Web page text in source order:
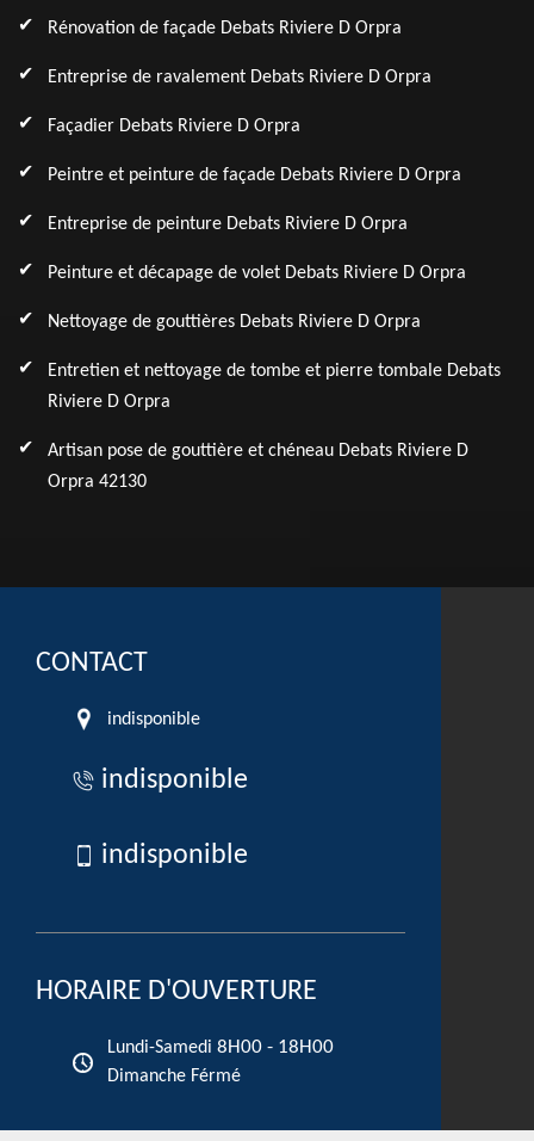
Rénovation de façade Debats Riviere D Orpra
Entreprise de ravalement Debats Riviere D Orpra
Façadier Debats Riviere D Orpra
Peintre et peinture de façade Debats Riviere D Orpra
Entreprise de peinture Debats Riviere D Orpra
Peinture et décapage de volet Debats Riviere D Orpra
Nettoyage de gouttières Debats Riviere D Orpra
Entretien et nettoyage de tombe et pierre tombale Debats
Riviere D Orpra
Artisan pose de gouttière et chéneau Debats Riviere D
Orpra 42130
CONTACT
indisponible
indisponible
indisponible
HORAIRE D'OUVERTURE
Lundi-Samedi 8H00 - 18H00
Dimanche Férmé